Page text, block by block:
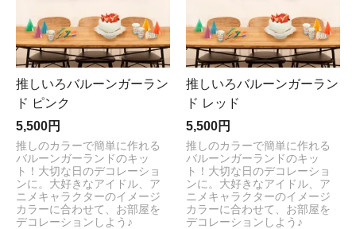
推しいろバルーンガーラン
ド ピンク
5,500円
推しのカラーで簡単に作れる
バルーンガーランドのキッ
ト！大切な日のデコレーショ
ンに。大好きなアイドル、ア
ニメキャラクターのイメージ
カラーに合わせて、お部屋を
デコレーションしよう♪
推しいろバルーンガーラン
ド レッド
5,500円
推しのカラーで簡単に作れる
バルーンガーランドのキッ
ト！大切な日のデコレーショ
ンに。大好きなアイドル、ア
ニメキャラクターのイメージ
カラーに合わせて、お部屋を
デコレーションしよう♪